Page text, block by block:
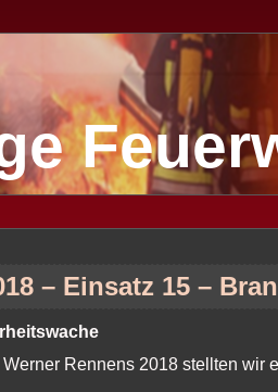
– Einsatz 15 –
Werner Rennens 2018 stellten